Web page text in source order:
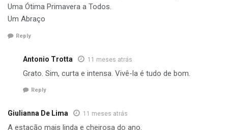
Uma Ótima Primavera a Todos.
Um Abraço
Reply
Antonio Trotta 11 meses atrás
Grato. Sim, curta e intensa. Vivê-la é tudo de bom.
Reply
Giulianna De Lima 11 meses atrás
A estação mais linda e cheirosa do ano.